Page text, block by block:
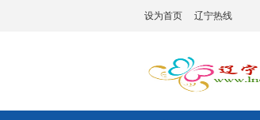
设为首页 辽宁热线